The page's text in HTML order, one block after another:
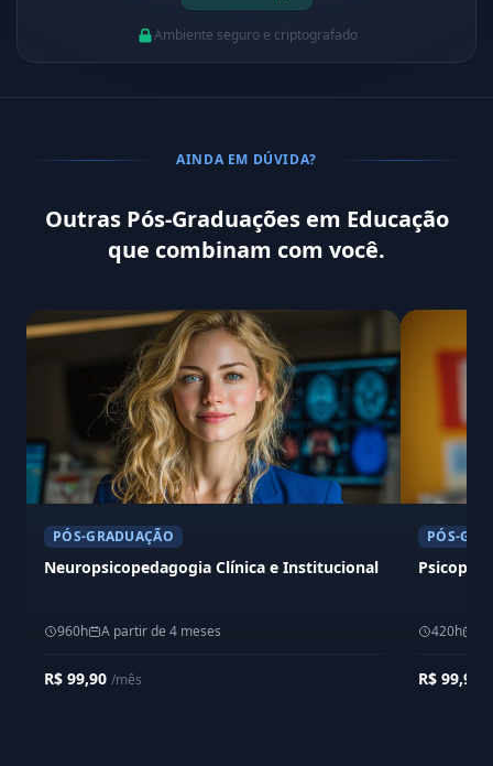
Ambiente seguro e criptografado
AINDA EM DÚVIDA?
Outras Pós-Graduações em Educação
que combinam com você.
PÓS-GRADUAÇÃO
Neuropsicopedagogia Clínica e Institucional
960h A partir de 4 meses
R$ 99,90 /mês
PÓS-
420h
R$ 99,90